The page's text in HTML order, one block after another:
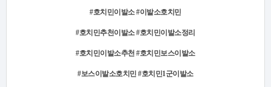
#호치민이발소 #이발소호치민
#호치민추천이발소 #호치민이발소정리
#호치민이발소추천 #호치민보스이발소
#보스이발소호치민 #호치민1군이발소